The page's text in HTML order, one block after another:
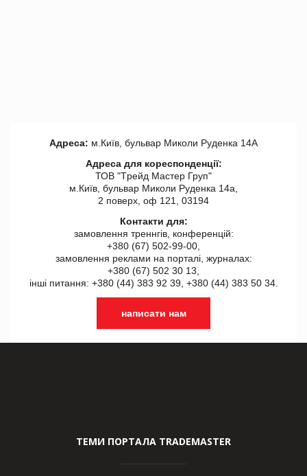
Адреса: м.Київ, бульвар Миколи Руденка 14А
Адреса для кореспонденції:
ТОВ "Tрейд Мастер Груп"
м.Київ, бульвар Миколи Руденка 14а,
2 поверх, оф 121, 03194
Контакти для:
замовлення треннгів, конференцій:
+380 (67) 502-99-00,
замовлення реклами на порталі, журналах:
+380 (67) 502 30 13,
інші питання: +380 (44) 383 92 39, +380 (44) 383 50 34.
написати нам
ТЕМИ ПОРТАЛА TRADEMASTER